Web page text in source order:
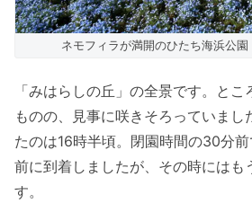
ネモフィラが満開のひたち海浜公園
「みはらしの丘」の全景です。と
ものの、見事に咲きそろっていまし
たのは16時半頃。閉園時間の30分
前に到着しましたが、その時にはも
す。